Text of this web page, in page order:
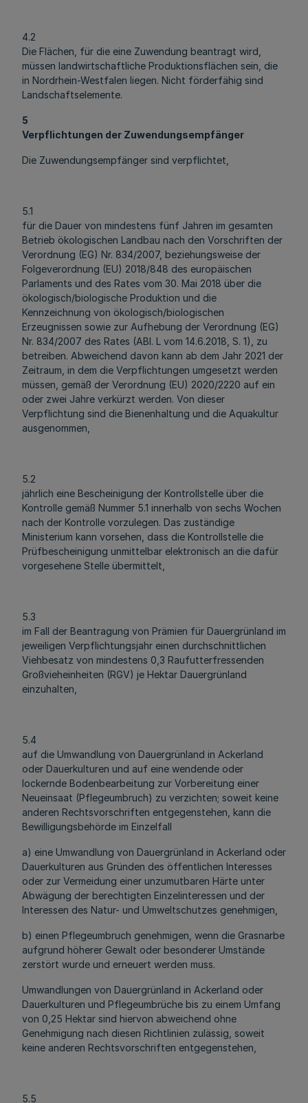
4.2
Die Flächen, für die eine Zuwendung beantragt wird,
müssen landwirtschaftliche Produktionsflächen sein, die
in Nordrhein-Westfalen liegen. Nicht förderfähig sind
Landschaftselemente.
5
Verpflichtungen der Zuwendungsempfänger
Die Zuwendungsempfänger sind verpflichtet,
5.1
für die Dauer von mindestens fünf Jahren im gesamten
Betrieb ökologischen Landbau nach den Vorschriften der
Verordnung (EG) Nr. 834/2007, beziehungsweise der
Folgeverordnung (EU) 2018/848 des europäischen
Parlaments und des Rates vom 30. Mai 2018 über die
ökologisch/biologische Produktion und die
Kennzeichnung von ökologisch/biologischen
Erzeugnissen sowie zur Aufhebung der Verordnung (EG)
Nr. 834/2007 des Rates (ABl. L vom 14.6.2018, S. 1), zu
betreiben. Abweichend davon kann ab dem Jahr 2021 der
Zeitraum, in dem die Verpflichtungen umgesetzt werden
müssen, gemäß der Verordnung (EU) 2020/2220 auf ein
oder zwei Jahre verkürzt werden. Von dieser
Verpflichtung sind die Bienenhaltung und die Aquakultur
ausgenommen,
5.2
jährlich eine Bescheinigung der Kontrollstelle über die
Kontrolle gemäß Nummer 5.1 innerhalb von sechs Wochen
nach der Kontrolle vorzulegen. Das zuständige
Ministerium kann vorsehen, dass die Kontrollstelle die
Prüfbescheinigung unmittelbar elektronisch an die dafür
vorgesehene Stelle übermittelt,
5.3
im Fall der Beantragung von Prämien für Dauergrünland im
jeweiligen Verpflichtungsjahr einen durchschnittlichen
Viehbesatz von mindestens 0,3 Raufutterfressenden
Großvieheinheiten (RGV) je Hektar Dauergrünland
einzuhalten,
5.4
auf die Umwandlung von Dauergrünland in Ackerland
oder Dauerkulturen und auf eine wendende oder
lockernde Bodenbearbeitung zur Vorbereitung einer
Neueinsaat (Pflegeumbruch) zu verzichten; soweit keine
anderen Rechtsvorschriften entgegenstehen, kann die
Bewilligungsbehörde im Einzelfall
a) eine Umwandlung von Dauergrünland in Ackerland oder
Dauerkulturen aus Gründen des öffentlichen Interesses
oder zur Vermeidung einer unzumutbaren Härte unter
Abwägung der berechtigten Einzelinteressen und der
Interessen des Natur- und Umweltschutzes genehmigen,
b) einen Pflegeumbruch genehmigen, wenn die Grasnarbe
aufgrund höherer Gewalt oder besonderer Umstände
zerstört wurde und erneuert werden muss.
Umwandlungen von Dauergrünland in Ackerland oder
Dauerkulturen und Pflegeumbrüche bis zu einem Umfang
von 0,25 Hektar sind hiervon abweichend ohne
Genehmigung nach diesen Richtlinien zulässig, soweit
keine anderen Rechtsvorschriften entgegenstehen,
5.5